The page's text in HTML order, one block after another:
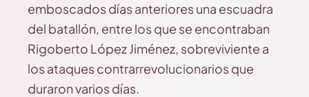
emboscados días anteriores una escuadra
del batallón, entre los que se encontraban
Rigoberto López Jiménez, sobreviviente a
los ataques contrarrevolucionarios que
duraron varios días.